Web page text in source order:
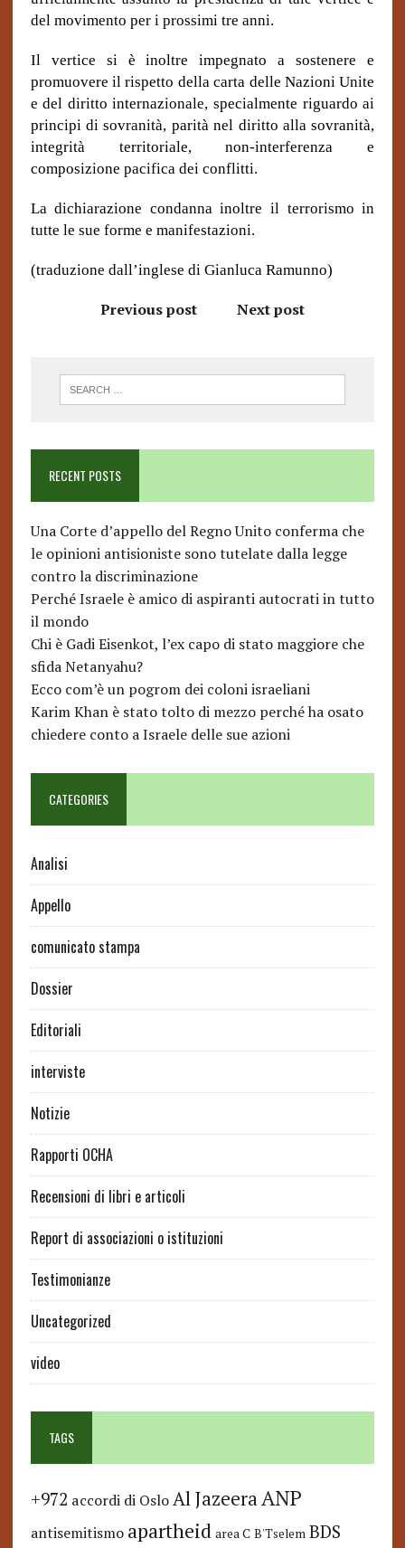
del movimento per i prossimi tre anni.
Il vertice si è inoltre impegnato a sostenere e
promuovere il rispetto della carta delle Nazioni Unite
e del diritto internazionale, specialmente riguardo ai
principi di sovranità, parità nel diritto alla sovranità,
integrità territoriale, non-interferenza e
composizione pacifica dei conflitti.
La dichiarazione condanna inoltre il terrorismo in
tutte le sue forme e manifestazioni.
(traduzione dall’inglese di Gianluca Ramunno)
Previous post Next post
RECENT POSTS
Una Corte d’appello del Regno Unito conferma che
le opinioni antisioniste sono tutelate dalla legge
contro la discriminazione
Perché Israele è amico di aspiranti autocrati in tutto
il mondo
Chi è Gadi Eisenkot, l’ex capo di stato maggiore che
sfida Netanyahu?
Ecco com’è un pogrom dei coloni israeliani
Karim Khan è stato tolto di mezzo perché ha osato
chiedere conto a Israele delle sue azioni
CATEGORIES
Analisi
Appello
comunicato stampa
Dossier
Editoriali
interviste
Notizie
Rapporti OCHA
Recensioni di libri e articoli
Report di associazioni o istituzioni
Testimonianze
Uncategorized
video
TAGS
+972 accordi di Oslo Al JazeeraANP
antisemitismo apartheid area C B'Tselem BDS